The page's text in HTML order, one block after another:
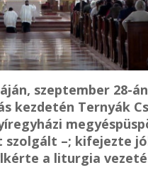
szeptember 28-
kezdetén Ternyák
szolgált –; kifejezte
a liturgia